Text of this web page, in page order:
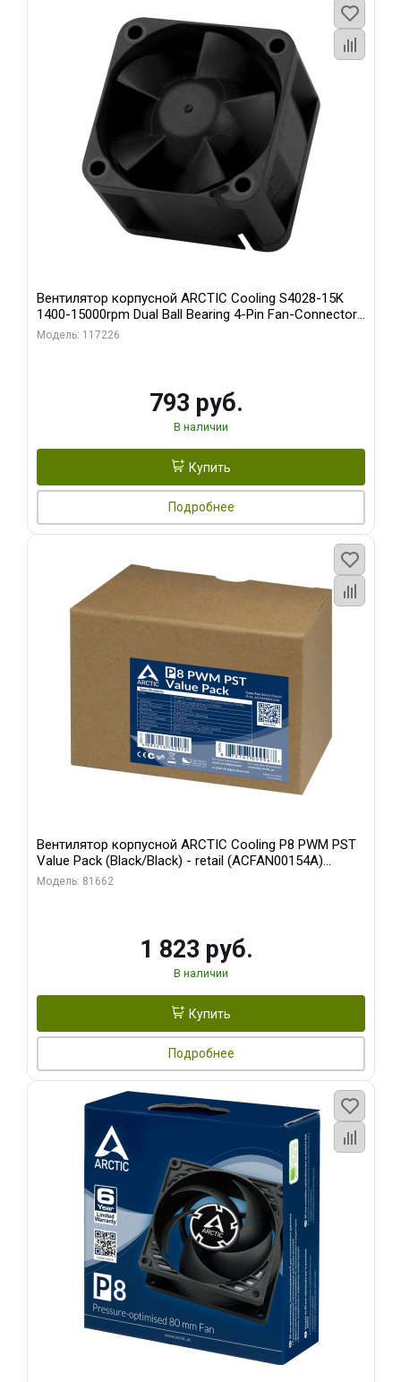
Вентилятор корпусной ARCTIC Cooling S4028-15K
1400-15000rpm Dual Ball Bearing 4-Pin Fan-Connector
(ACFAN00264A)
Модель: 117226
793 руб.
В наличии
Купить
Подробнее
Вентилятор корпусной ARCTIC Cooling P8 PWM PST
Value Pack (Black/Black) - retail (ACFAN00154A)
(702072)
Модель: 81662
1 823 руб.
В наличии
Купить
Подробнее